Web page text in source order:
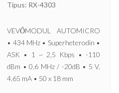
Típus: RX-4303
VEVŐMODUL AUTOMICRO
• 434 MHz • Superheterodin •
ASK • 1 ~ 2,5 Kbps • -110
dBm • 0,6 MHz / -20dB • 5 V,
4,65 mA • 50 x 18 mm